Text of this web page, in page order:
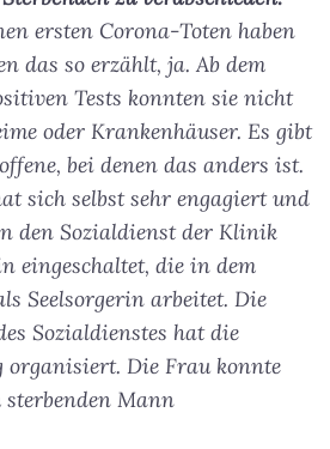
ersten Corona-Toten haben
das so erzählt, ja. Ab dem
Tests konnten sie nicht
oder Krankenhäuser. Es gibt
bei denen das anders ist.
sich selbst sehr engagiert und
den Sozialdienst der Klinik
eingeschaltet, die in dem
Seelsorgerin arbeitet. Die
Sozialdienstes hat die
organisiert. Die Frau konnte
Mann